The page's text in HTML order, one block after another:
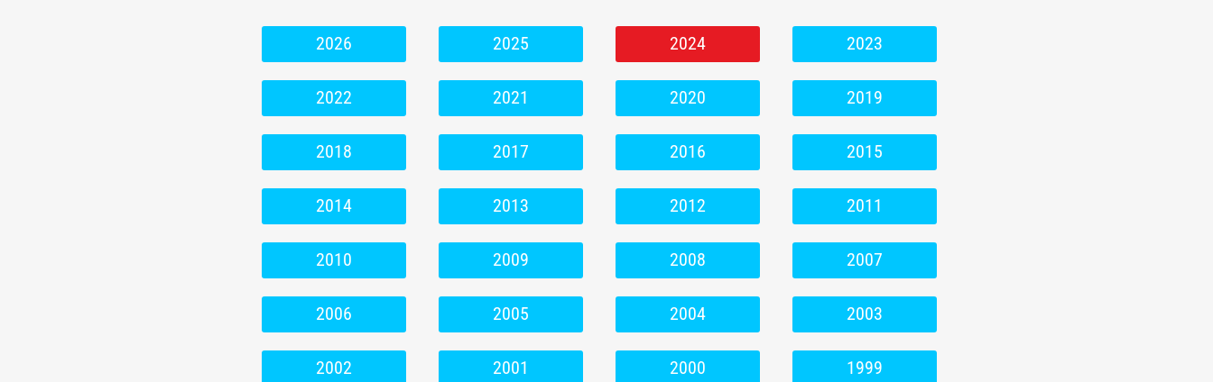
2026 2025 2024 2023
2022 2021 2020 2019
2018 2017 2016 2015
2014 2013 2012 2011
2010 2009 2008 2007
2006 2005 2004 2003
2002 2001 2000 1999